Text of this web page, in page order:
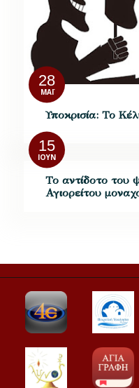
28
ΜΆΙ
Υποκρισία: Το
15
ΙΟΎΝ
Το αντίδοτο του
Αγιορείτου